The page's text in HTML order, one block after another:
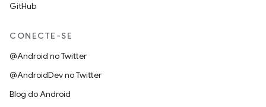
GitHub
CONECTE-SE
@Android no Twitter
@AndroidDev no Twitter
Blog do Android